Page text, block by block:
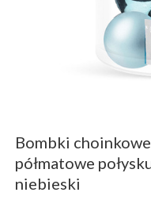
Bombki
półmatowe
niebieski